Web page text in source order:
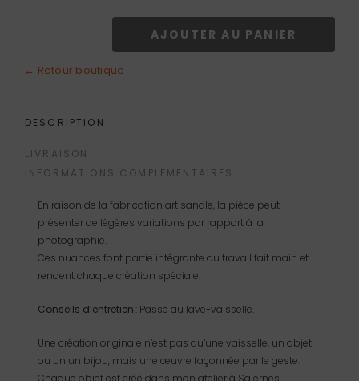
de
orange
AJOUTER AU PANIER
← Retour boutique
DESCRIPTION
LIVRAISON
INFORMATIONS COMPLÉMENTAIRES
En raison de la fabrication artisanale, la pièce peut
présenter de légères variations par rapport à la
photographie.
Ces nuances font partie intégrante du travail fait main et
rendent chaque création spéciale.
Conseils d’entretien : Passe au lave-vaisselle.
Une création originale n’est pas qu’une vaisselle, un objet
ou un un bijou, mais une œuvre façonnée par le geste.
Chaque objet est créé dans mon atelier à Salernes.